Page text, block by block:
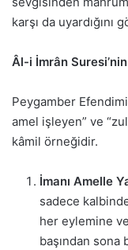
karşı da uyardığını
Âl-i İmrân
Peygamber
amel işleyen” ve
kâmil örneğidir.
İmanı Amelle
sadece
her eylemine ve
başından sona